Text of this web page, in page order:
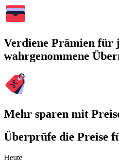
Verdiene Prämien für
wahrgenommene
Mehr sparen mit
Überprüfe die Preise
Heute